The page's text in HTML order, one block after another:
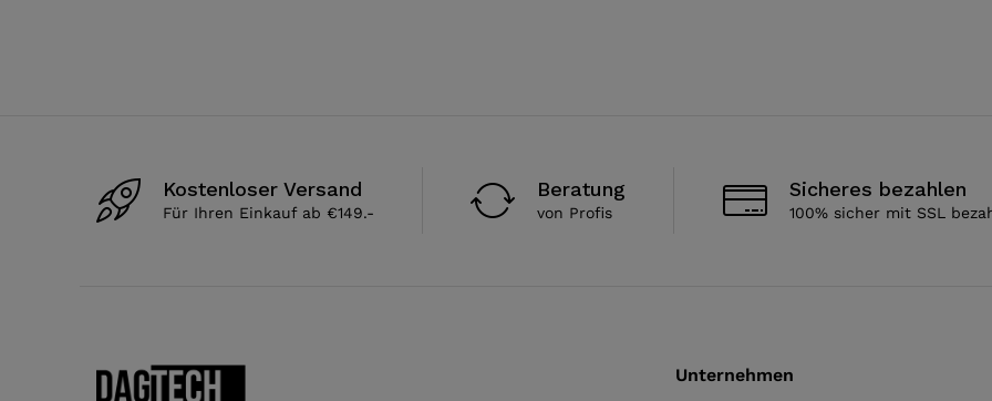
Kostenloser Versand
Für Ihren Einkauf ab €149.-
Beratung
von Profis
Sicheres bezahlen
100% sicher mit SSL
Unternehmen